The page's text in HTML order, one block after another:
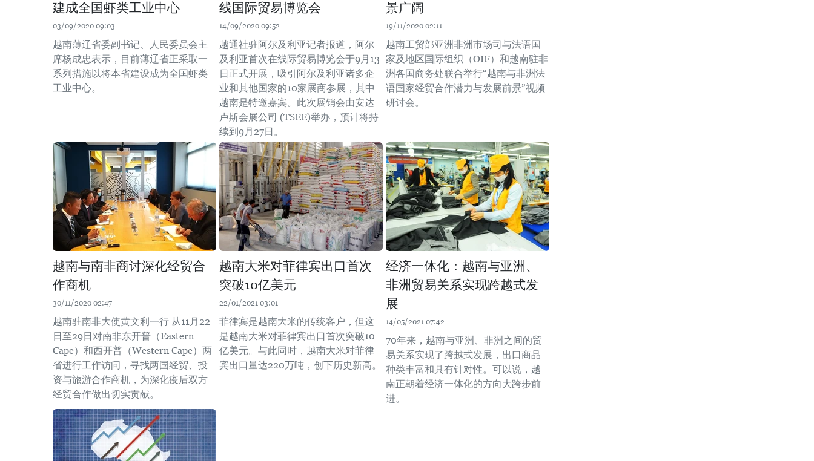
建成全国虾类工业中心
03/09/2020 09:03
越南薄辽省委副书记、人民委员会主
席杨成忠表示，目前薄辽省正采取一
系列措施以将本省建设成为全国虾类
工业中心。
线国际贸易博览会
14/09/2020 09:52
越通社驻阿尔及利亚记者报道，阿尔
及利亚首次在线际贸易博览会于9月13
日正式开展，吸引阿尔及利亚诸多企
业和其他国家的10家展商参展，其中
越南是特邀嘉宾。此次展销会由安达
卢斯会展公司 (TSEE)举办，预计将持
续到9月27日。
景广阔
19/11/2020 02:11
越南工贸部亚洲非洲市场司与法语国
家及地区国际组织（OIF）和越南驻非
洲各国商务处联合举行“越南与非洲法
语国家经贸合作潜力与发展前景”视频
研讨会。
越南与南非商讨深化经贸合
作商机
30/11/2020 02:47
越南驻南非大使黄文利一行 从11月22
日至29日对南非东开普（Eastern
Cape）和西开普（Western Cape）两
省进行工作访问，寻找两国经贸、投
资与旅游合作商机，为深化疫后双方
经贸合作做出切实贡献。
越南大米对菲律宾出口首次
突破10亿美元
22/01/2021 03:01
菲律宾是越南大米的传统客户，但这
是越南大米对菲律宾出口首次突破10
亿美元。与此同时，越南大米对菲律
宾出口量达220万吨，创下历史新高。
经济一体化：越南与亚洲、
非洲贸易关系实现跨越式发
展
14/05/2021 07:42
70年来，越南与亚洲、非洲之间的贸
易关系实现了跨越式发展，出口商品
种类丰富和具有针对性。可以说，越
南正朝着经济一体化的方向大跨步前
进。